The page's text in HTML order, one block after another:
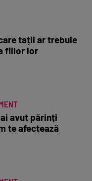
tații ar trebuie
fiilor lor
avut părinți
te afectează